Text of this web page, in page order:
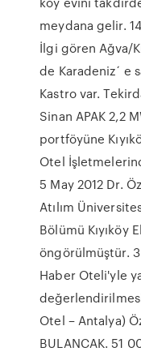
meydana gelir.
İlgi gören Ağva/
de Karadeniz´ e
Kastro var.
Sinan APAK 2,2
portföyüne
Otel
5 May 2012 Dr.
Atılım
Bölümü Kıyıköy
öngörülmüştür.
Haber Oteli'yle
Otel – Antalya)
BULANCAK. 51